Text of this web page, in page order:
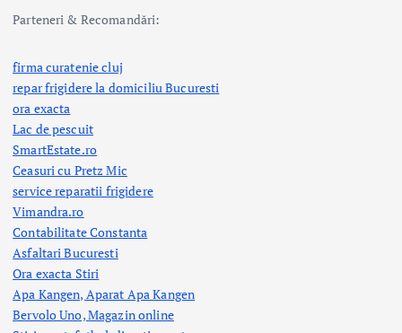
Parteneri & Recomandări:
firma curatenie cluj
repar frigidere la domiciliu Bucuresti
ora exacta
Lac de pescuit
SmartEstate.ro
Ceasuri cu Pretz Mic
service reparatii frigidere
Vimandra.ro
Contabilitate Constanta
Asfaltari Bucuresti
Ora exacta Stiri
Apa Kangen, Aparat Apa Kangen
Bervolo Uno, Magazin online